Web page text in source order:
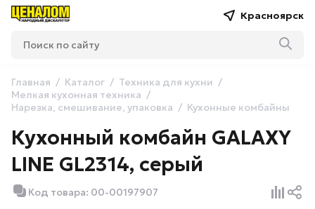
Красноярск
Главная Каталог
Техника для кухни
Мелкая кухонная техника
Нарезка, смешивание, упаковка
Кухонные комбайны
Кухонный комбайн GALAXY
LINE GL2314, серый
Код товара: 00-00197907